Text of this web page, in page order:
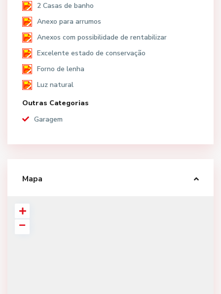
2 Casas de banho
Anexo para arrumos
Anexos com possibilidade de rentabilizar
Excelente estado de conservação
Forno de lenha
Luz natural
Outras Categorias
Garagem
Mapa